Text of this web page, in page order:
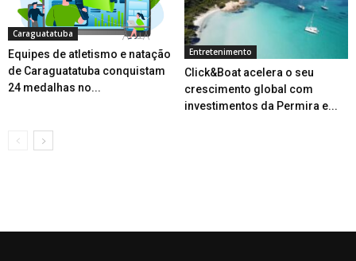
Caraguatatuba
Equipes de atletismo e natação
de Caraguatatuba conquistam
24 medalhas no...
Entretenimento
Click&Boat acelera o seu
crescimento global com
investimentos da Permira e...